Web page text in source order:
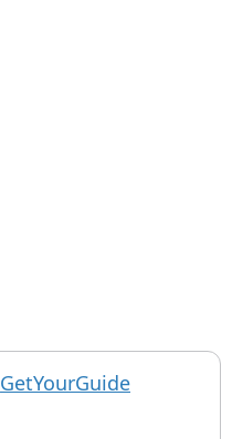
GetYourGuide; otvorí sa